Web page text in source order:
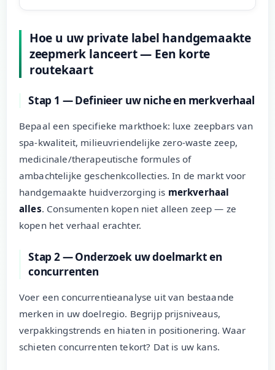
Hoe u uw private label handgemaakte
zeepmerk lanceert — Een korte
routekaart
Stap 1 — Definieer uw niche en merkverhaal
Bepaal een specifieke markthoek: luxe zeepbars van
spa-kwaliteit, milieuvriendelijke zero-waste zeep,
medicinale/therapeutische formules of
ambachtelijke geschenkcollecties. In de markt voor
handgemaakte huidverzorging is merkverhaal
alles. Consumenten kopen niet alleen zeep — ze
kopen het verhaal erachter.
Stap 2 — Onderzoek uw doelmarkt en
concurrenten
Voer een concurrentieanalyse uit van bestaande
merken in uw doelregio. Begrijp prijsniveaus,
verpakkingstrends en hiaten in positionering. Waar
schieten concurrenten tekort? Dat is uw kans.